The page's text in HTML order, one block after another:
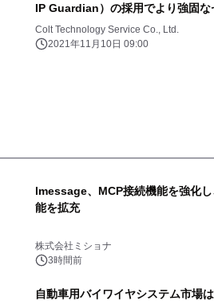
IP Guardian）の採用でより強固な
Colt Technology Service Co., Ltd.
2021年11月10日 09:00
lmessage、MCP接続機能を強化
能を拡充
株式会社ミショナ
3時間前
自動車用バイワイヤシステム市場